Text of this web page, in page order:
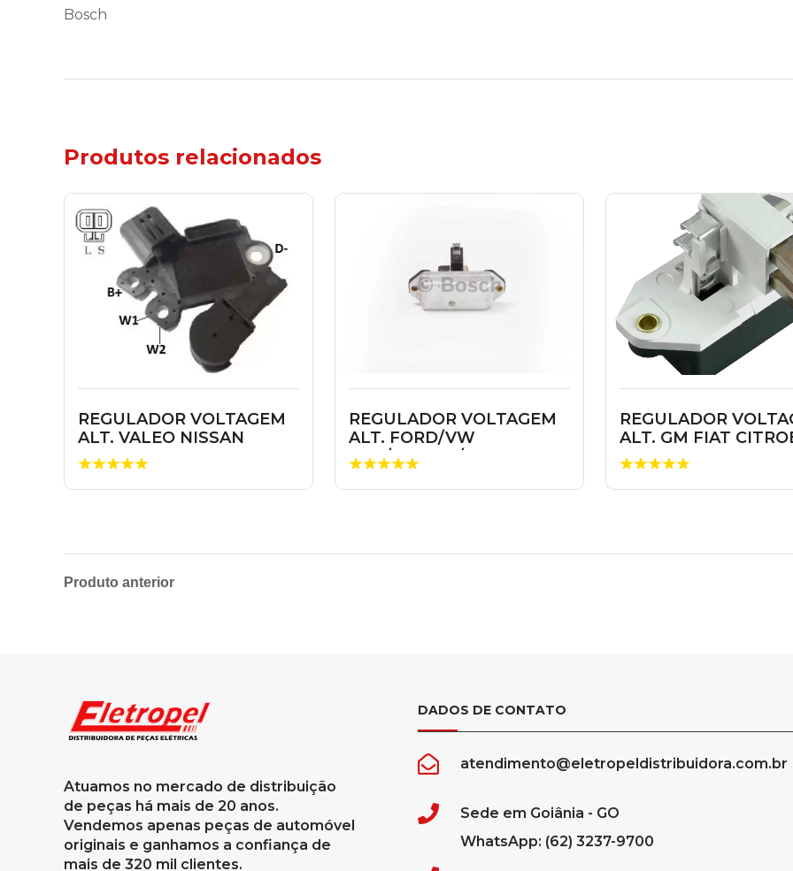
Bosch
Produtos relacionados
REGULADOR VOLTAGEM
ALT. VALEO NISSAN
HYUNDAI HB20 SO...
REGULADOR VOLTAGEM
ALT. FORD/VW
GOL/PARATY/
REGULADOR
ALT. GM FIAT
KADETT IPANE...
Produto anterior
Atuamos no mercado de distribuição
de peças há mais de 20 anos.
Vendemos apenas peças de automóvel
originais e ganhamos a confiança de
mais de 320 mil clientes.
DADOS DE CONTATO
atendimento@eletropeldistribuidora.com.br
Sede em Goiânia - GO
WhatsApp: (62) 3237-9700